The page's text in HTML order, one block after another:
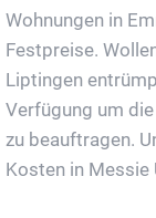
Wohnungen in
Festpreise.
Liptingen
Verfügung um
zu beauftragen.
Kosten in Messie